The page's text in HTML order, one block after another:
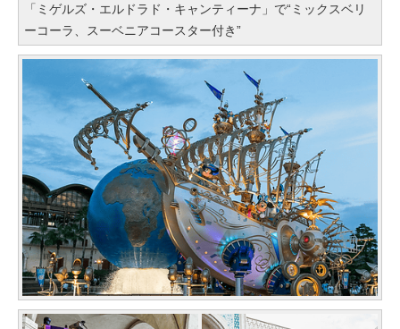
「ミゲルズ・エルドラド・キャンティーナ」で“ミックスベリ
ーコーラ、スーベニアコースター付き”